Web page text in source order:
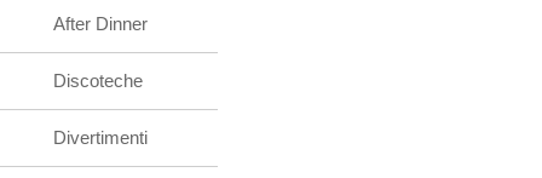
After Dinner
Discoteche
Divertimenti